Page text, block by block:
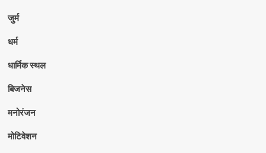
जुर्म
धर्म
धार्मिक स्थल
बिजनेस
मनोरंजन
मोटिवेशन